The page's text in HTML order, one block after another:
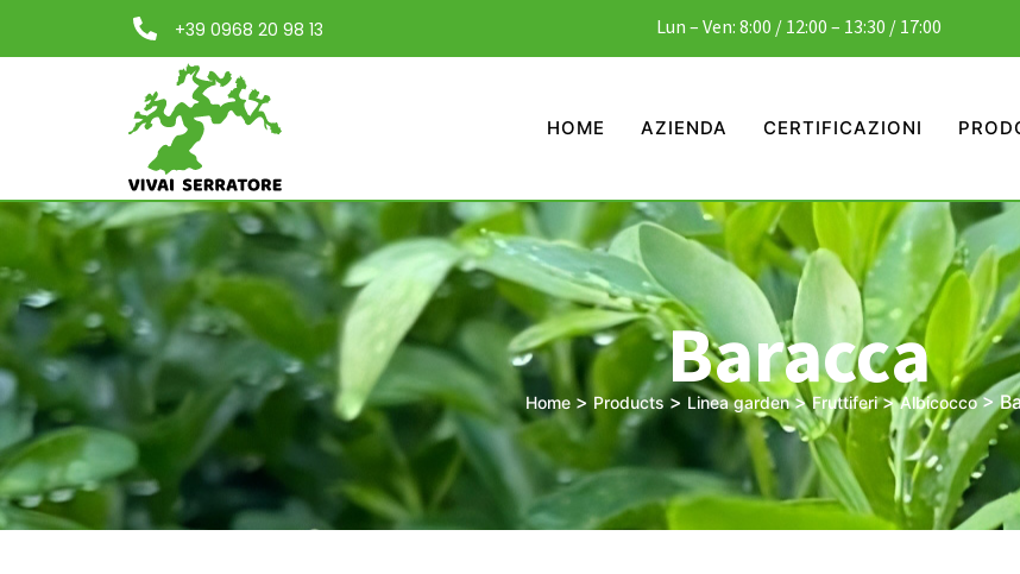
+39 0968 20 98 13 Lun – Ven: 8:00 / 12:00 – 13:30 / 17:00
HOME AZIENDA CERTIFICAZIONI
Baracca
Home > Products> Linea garden>Fruttiferi>Albicocco>